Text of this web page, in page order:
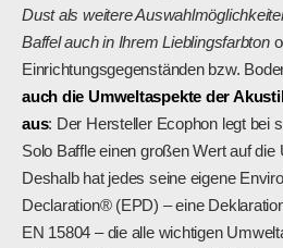
Dust als weitere
Baffel auch in Ihrem Lieblingsfarbton
Einrichtungsgegenständen bzw.
auch die Umweltaspekte der
aus: Der Hersteller Ecophon legt bei
Solo Baffle einen großen Wert auf
Deshalb hat jedes seine eigene
Declaration® (EPD) – eine
EN 15804 – die alle wichtigen